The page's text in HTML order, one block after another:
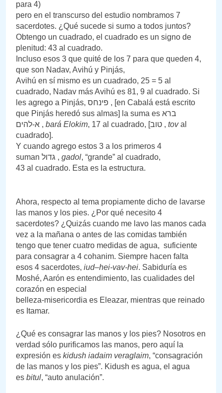
para 4)
pero en el transcurso del estudio nombramos 7
sacerdotes. ¿Qué sucede si sumo a todos juntos?
Obtengo un cuadrado, el cuadrado es un signo de
plenitud: 43 al cuadrado.
Incluso esos 3 que quité de los 7 para que queden 4,
que son Nadav, Avihú y Pinjás,
Avihú en sí mismo es un cuadrado, 25 = 5 al
cuadrado, Nadav más Avihú es 81, 9 al cuadrado. Si
les agrego a Pinjás, פינחס , [en Cabalá está escrito
que Pinjás heredó sus almas] la suma es ברא
א-להים , bará Elokim , 17 al cuadrado, [טוב , toval
cuadrado].
Y cuando agrego estos 3 a los primeros 4
suman גדול , gadol, “grande” al cuadrado,
43 al cuadrado. Esta es la estructura.
Ahora, respecto al tema propiamente dicho de lavarse
las manos y los pies. ¿Por qué necesito 4
sacerdotes? ¿Quizás cuando me lavo las manos cada
vez a la mañana o antes de las comidas también
tengo que tener cuatro medidas de agua, suficiente
para consagrar a 4 cohanim. Siempre hacen falta
esos 4 sacerdotes, iud–hei-vav-hei. Sabiduría es
Moshé, Aarón es entendimiento, las cualidades del
corazón en especial
belleza-misericordia es Eleazar, mientras que reinado
es Itamar.
¿Qué es consagrar las manos y los pies? Nosotros en
verdad sólo purificamos las manos, pero aquí la
expresión es kidush iadaim veraglaim, “consagración
de las manos y los pies”. Kidush es agua, el agua
es bitul, “auto anulación”.